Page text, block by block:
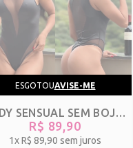
ESGOTOUAVISE-ME
BODY SENSUAL SEM BOJO EM LYCRA CIRRÊ E DETALHE EM TULE - PASSION - PRETO - REF 2892
R$ 89,90
1xR$ 89,90 sem juros